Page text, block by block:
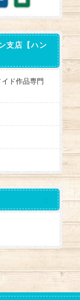
支店【ハン
ド作品専門